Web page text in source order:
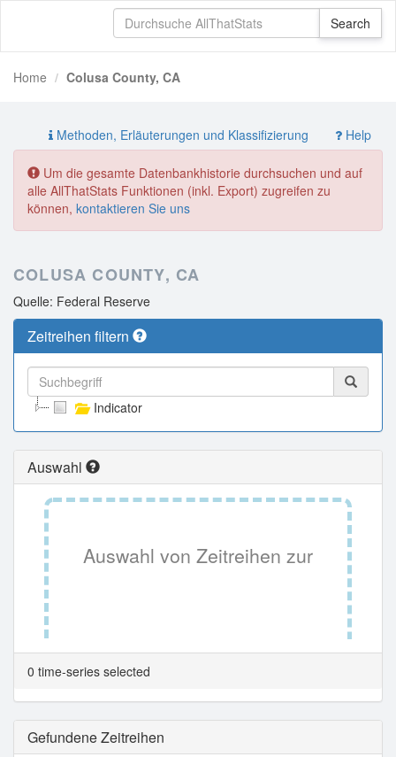
Home Colusa County, CA
Methoden, Erläuterungen und Klassifizierung Help
Um die gesamte Datenbankhistorie durchsuchen und auf
alle AllThatStats Funktionen (inkl. Export) zugreifen zu
können, kontaktieren Sie uns
COLUSA COUNTY, CA
Quelle: Federal Reserve
Zeitreihen filtern
Indicator
Auswahl
Auswahl von Zeitreihen zur
Tabellenansicht.
0 time-series selected
Gefundene Zeitreihen